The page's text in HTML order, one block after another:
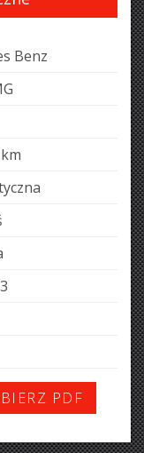
Benz
3
PDF